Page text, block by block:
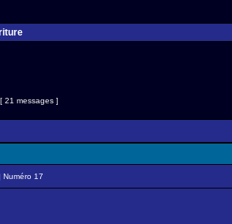
[ 21 messages ]
Numéro 17